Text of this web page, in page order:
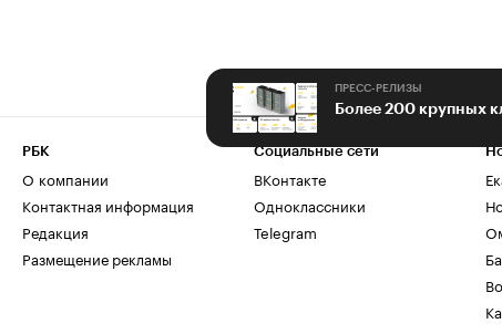
ПРЕСС-РЕЛИЗЫ
РБК
О компании
Контактная информация
Редакция
Размещение рекламы
Социальные сети
ВКонтакте
Одноклассники
Telegram